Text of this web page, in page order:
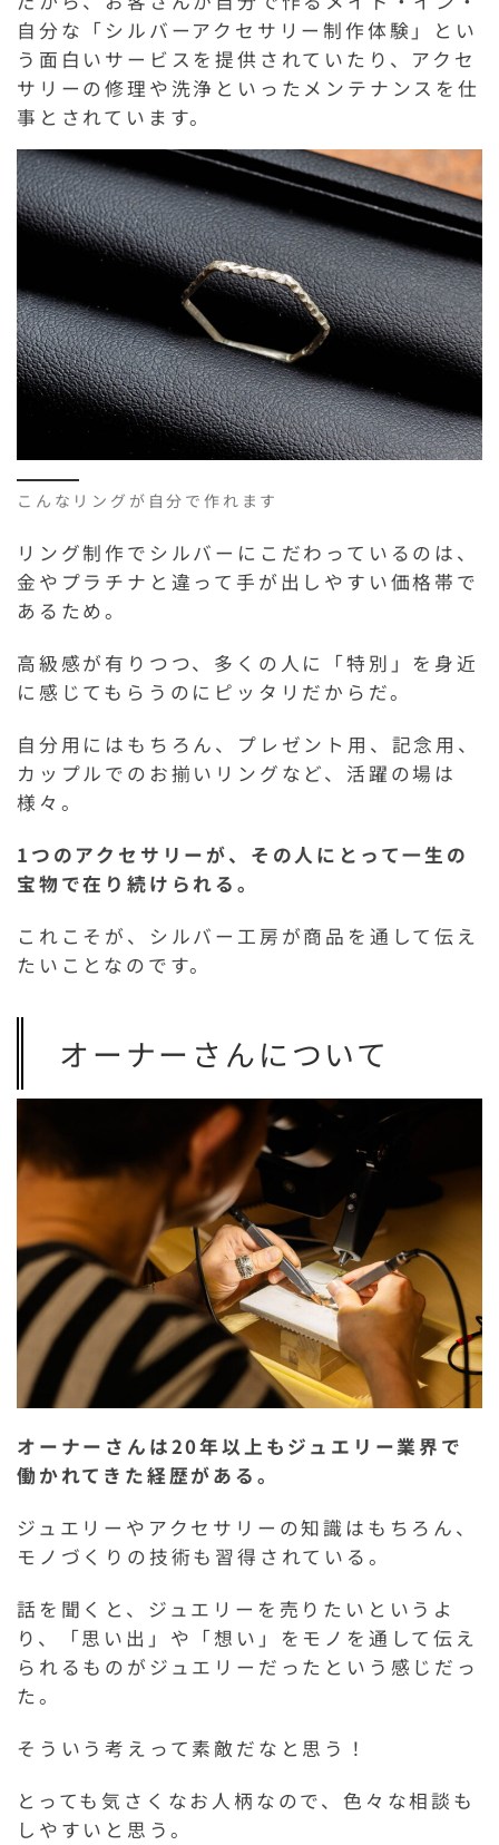
自分な「シルバーアクセサリー制作体験」とい
う面白いサービスを提供されていたり、アクセ
サリーの修理や洗浄といったメンテナンスを仕
事とされています。
こんなリングが自分で作れます
リング制作でシルバーにこだわっているのは、
金やプラチナと違って手が出しやすい価格帯で
あるため。
高級感が有りつつ、多くの人に「特別」を身近
に感じてもらうのにピッタリだからだ。
自分用にはもちろん、プレゼント用、記念用、
カップルでのお揃いリングなど、活躍の場は
様々。
1つのアクセサリーが、その人にとって一生の
宝物で在り続けられる。
これこそが、シルバー工房が商品を通して伝え
たいことなのです。
オーナーさんについて
オーナーさんは20年以上もジュエリー業界で
働かれてきた経歴がある。
ジュエリーやアクセサリーの知識はもちろん、
モノづくりの技術も習得されている。
話を聞くと、ジュエリーを売りたいというよ
り、「思い出」や「想い」をモノを通して伝え
られるものがジュエリーだったという感じだっ
た。
そういう考えって素敵だなと思う！
とっても気さくなお人柄なので、色々な相談も
しやすいと思う。